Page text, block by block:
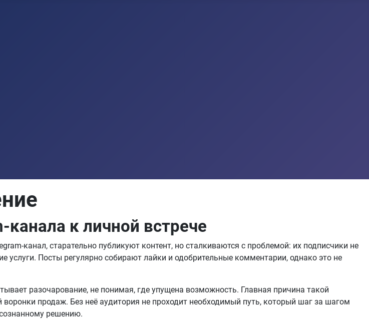
к личной встрече
канал, старательно публикуют контент, но сталкиваются с проблемой: их подписчики не
услуги. Посты регулярно собирают лайки и одобрительные комментарии, однако это не
разочарование, не понимая, где упущена возможность. Главная причина такой
воронки продаж. Без неё аудитория не проходит необходимый путь, который шаг за шагом
решению.